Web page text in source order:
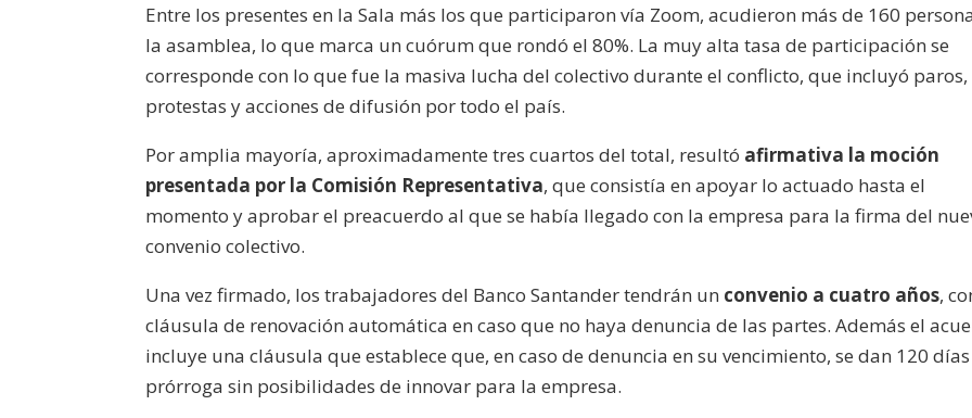
o
disminuir
el
Entre los presentes en la Sala más los que participaron vía Zoom, acudieron más de 160
la asamblea, lo que marca un cuórum que rondó el 80%. La muy alta tasa de participación se
corresponde con lo que fue la masiva lucha del colectivo durante el conflicto, que incluyó paros,
protestas y acciones de difusión por todo el país.
Por amplia mayoría, aproximadamente tres cuartos del total, resultó afirmativa la moción
presentada por la Comisión Representativa, que consistía en apoyar lo actuado hasta el
momento y aprobar el preacuerdo al que se había llegado con la empresa para la firma del
convenio colectivo.
Una vez firmado, los trabajadores del Banco Santander tendrán un convenio a cuatro años,
cláusula de renovación automática en caso que no haya denuncia de las partes. Además el
incluye una cláusula que establece que, en caso de denuncia en su vencimiento, se dan 120
prórroga sin posibilidades de innovar para la empresa.